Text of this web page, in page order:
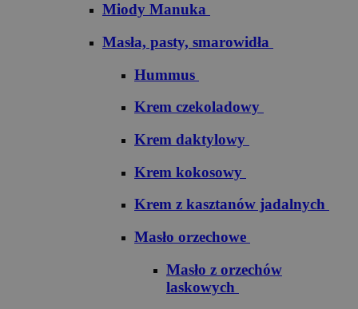
Miody Manuka
Masła, pasty, smarowidła
Hummus
Krem czekoladowy
Krem daktylowy
Krem kokosowy
Krem z kasztanów jadalnych
Masło orzechowe
Masło z orzechów
laskowych